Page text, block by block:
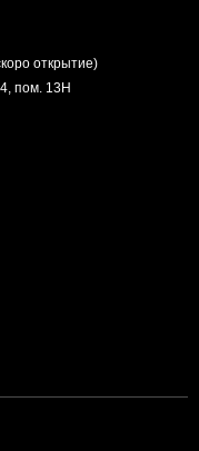
открытие)
пом. 13Н